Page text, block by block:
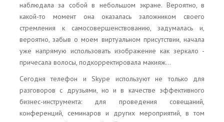
наблюдала за собой в небольшом экране. Вероятно, в
какой-то момент она оказалась заложником своего
стремления к самосовершенствованию, задумалась и,
вероятно, забыв о моем виртуальном присутствии, начала
уже напрямую использовать изображение как зеркало -
причесала волосы, подкорректировала макияж...
Сегодня телефон и Skype используют не только для
разговоров с друзьями, но и в качестве эффективного
бизнес-инструмента: для проведения совещаний,
конференций, семинаров и других мероприятий, в том